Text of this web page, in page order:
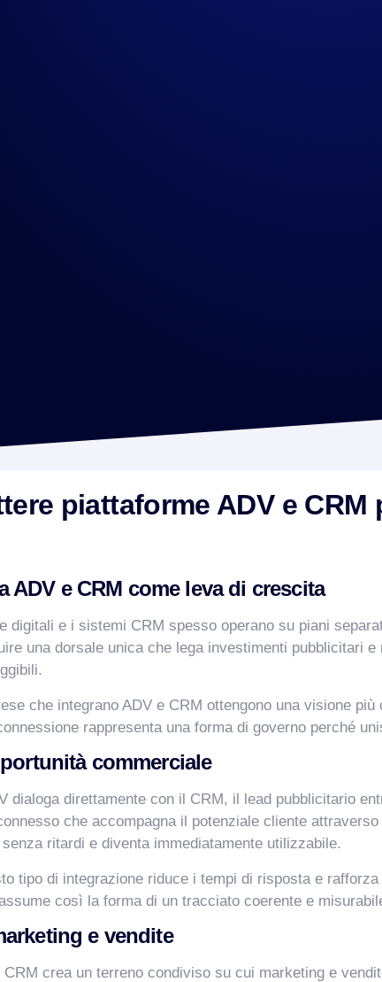
piattaforme ADV e
ADV e CRM come leva di crescita
digitali e i sistemi CRM spesso operano su piani
una dorsale unica che lega investimenti pubblicitari
che integrano ADV e CRM ottengono una visione
rappresenta una forma di governo perché
commerciale
dialoga direttamente con il CRM, il lead pubblicitario
che accompagna il potenziale cliente
ritardi e diventa immediatamente utilizzabile.
tipo di integrazione riduce i tempi di risposta e
così la forma di un tracciato coerente e
e vendite
crea un terreno condiviso su cui marketing e